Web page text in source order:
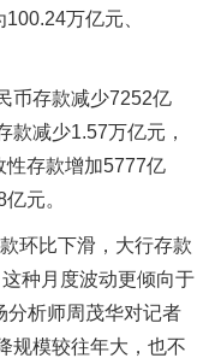
万亿元、
币存款减少7252亿
款减少1.57万亿元，
性存款增加5777亿
元。
环比下滑，大行存款
种月度波动更倾向于
分析师周茂华对记者
规模较往年大，也不